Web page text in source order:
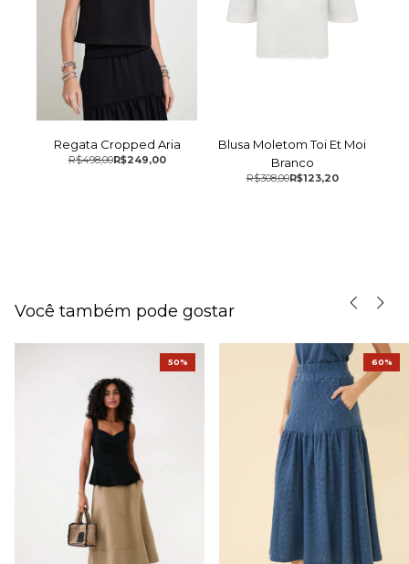
Regata Cropped Aria
R$249,00
R$498,00
Blusa Moletom Toi Et Moi
Branco
R$123,20
R$308,00
Você também pode gostar
50% 60%